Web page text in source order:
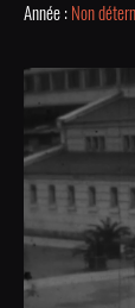
Année : Non